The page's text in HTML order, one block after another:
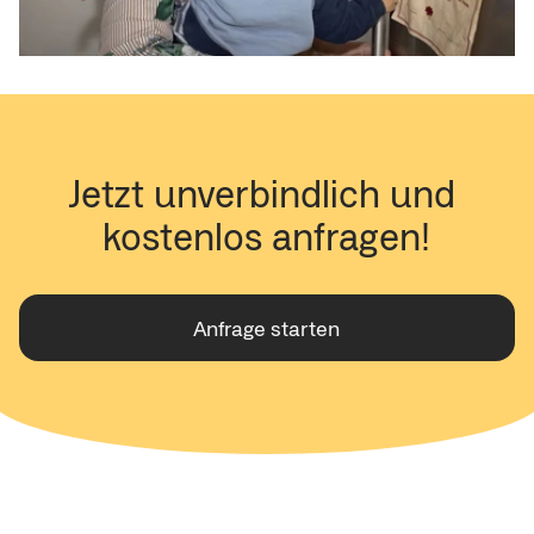
Jetzt unverbindlich und
kostenlos anfragen!
Anfrage starten